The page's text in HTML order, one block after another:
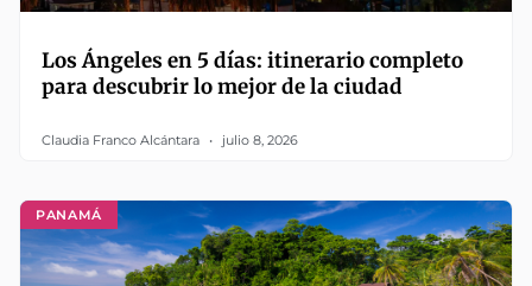
Los Ángeles en 5 días: itinerario completo
para descubrir lo mejor de la ciudad
Claudia Franco Alcántara julio 8, 2026
PANAMÁ